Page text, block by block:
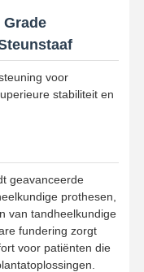
voor
stabiliteit en
geavanceerde
prothesen,
van tandheelkundige
fundering zorgt
voor patiënten die